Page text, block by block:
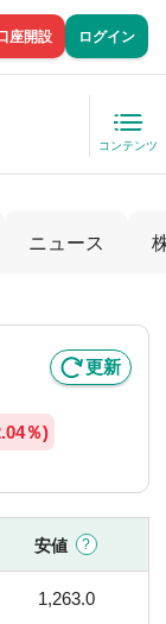
座開設 ログイン
コンテンツ
ニュース
更新
％)
安値
1,263.0